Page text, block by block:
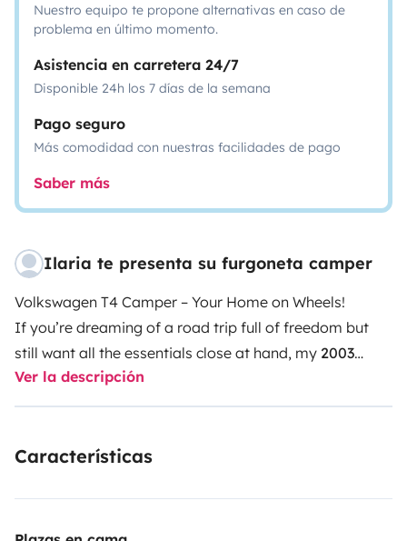
Nuestro equipo te propone alternativas en caso de
problema en último momento.
Asistencia en carretera 24/7
Disponible 24h los 7 días de la semana
Pago seguro
Más comodidad con nuestras facilidades de pago
Saber más
Ilaria te presenta su furgoneta camper
Volkswagen T4 Camper – Your Home on Wheels!
If you’re dreaming of a road trip full of freedom but
still want all the essentials close at hand, my 2003
Volkswagen T4 campervan
🔧Compact and easy to drive, it’s ideal for couples or
with total flexibility. Smooth driving with a
3 seats while driving, 2 sleeping places
Ver la descripción
Características